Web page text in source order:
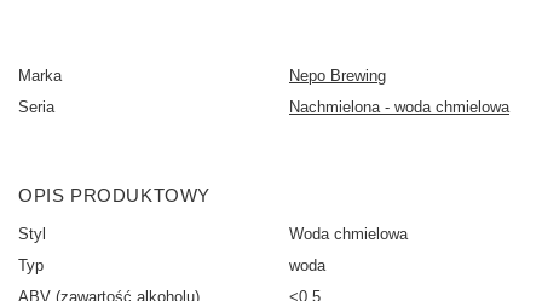
Marka
Nepo Brewing
Seria
Nachmielona - woda chmielowa
OPIS PRODUKTOWY
Styl
Woda chmielowa
Typ
woda
ABV (zawartość alkoholu)
<0,5